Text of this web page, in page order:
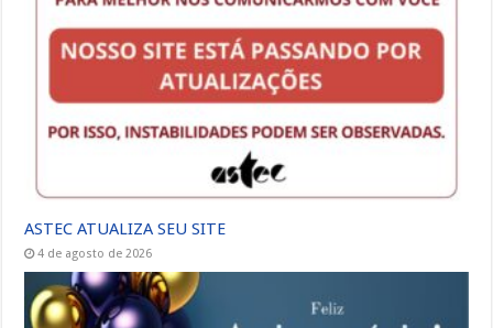
ASTEC ATUALIZA SEU SITE
4 de agosto de 2026